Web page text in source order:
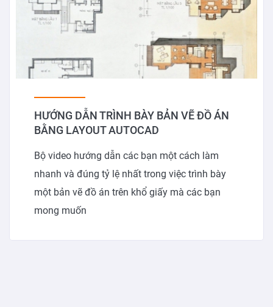
HƯỚNG DẪN TRÌNH BÀY BẢN VẼ ĐỒ ÁN
BẰNG LAYOUT AUTOCAD
Bộ video hướng dẫn các bạn một cách làm
nhanh và đúng tỷ lệ nhất trong việc trình bày
một bản vẽ đồ án trên khổ giấy mà các bạn
mong muốn